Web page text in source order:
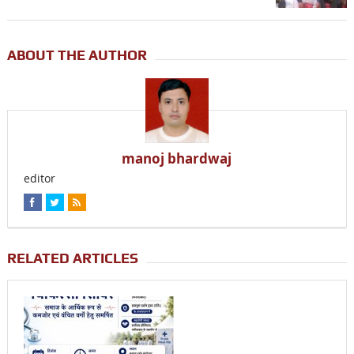
ABOUT THE AUTHOR
manoj bhardwaj
editor
RELATED ARTICLES